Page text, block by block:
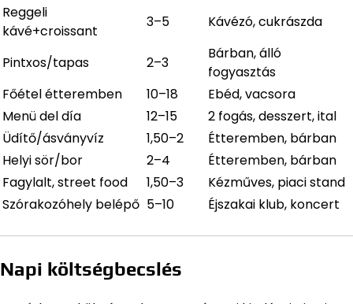
Reggeli
kávé+croissant
3–5 Kávézó, cukrászda
Pintxos/tapas 2–3
Bárban, álló
fogyasztás
Főétel étteremben
10–18
Ebéd, vacsora
Menü del día
12–15
2 fogás, desszert, ital
Üdítő/ásványvíz
1,50–2
Étteremben, bárban
Helyi sör/bor
2–4
Étteremben, bárban
Fagylalt, street food
1,50–3
Kézműves, piaci stand
Szórakozóhely belépő 5–10 Éjszakai klub, koncert
Napi költségbecslés